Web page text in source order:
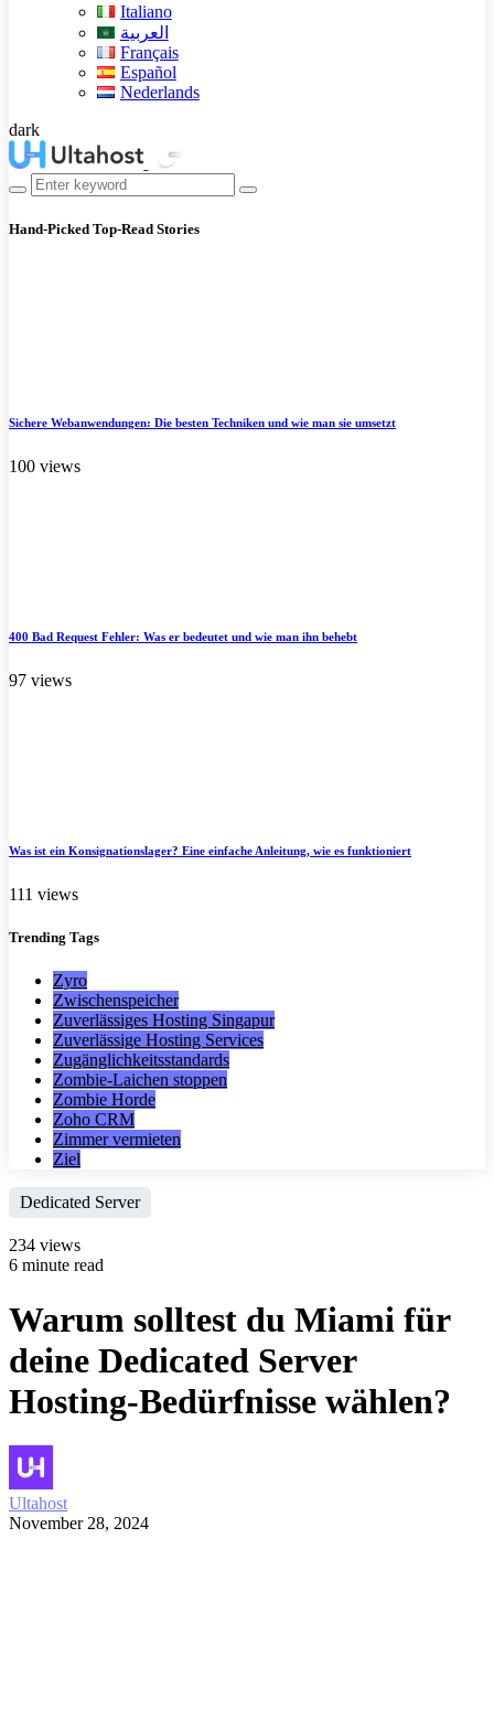
Italiano
العربية
Français
Español
Nederlands
dark
Hand-Picked Top-Read Stories
Sichere Webanwendungen: Die besten Techniken und wie man sie umsetzt
100 views
400 Bad Request Fehler: Was er bedeutet und wie man ihn behebt
97 views
Was ist ein Konsignationslager? Eine einfache Anleitung, wie es funktioniert
111 views
Trending Tags
Zyro
Zwischenspeicher
Zuverlässiges Hosting Singapur
Zuverlässige Hosting Services
Zugänglichkeitsstandards
Zombie-Laichen stoppen
Zombie Horde
Zoho CRM
Zimmer vermieten
Ziel
Dedicated Server
234 views
6 minute read
Warum solltest du Miami für
deine Dedicated Server
Hosting-Bedürfnisse wählen?
Ultahost
November 28, 2024